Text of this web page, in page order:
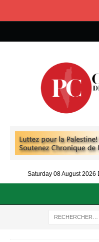
Saturday 08 August 2026